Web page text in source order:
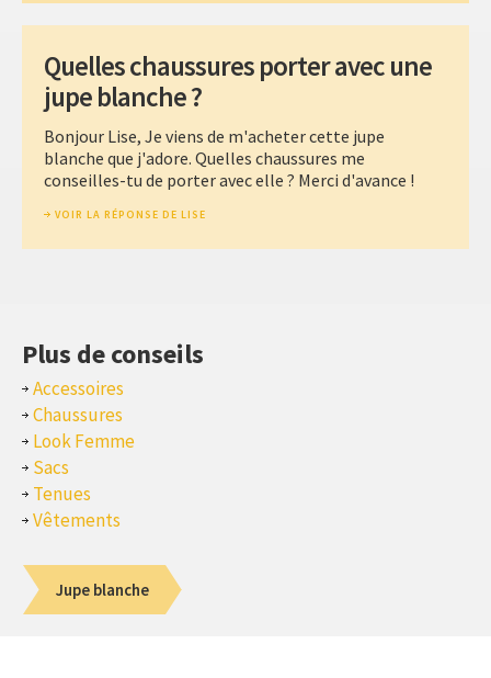
Quelles chaussures porter avec une
jupe blanche ?
Bonjour Lise, Je viens de m'acheter cette jupe
blanche que j'adore. Quelles chaussures me
conseilles-tu de porter avec elle ? Merci d'avance !
VOIR LA RÉPONSE DE LISE
Plus de conseils
Accessoires
Chaussures
Look Femme
Sacs
Tenues
Vêtements
Jupe blanche